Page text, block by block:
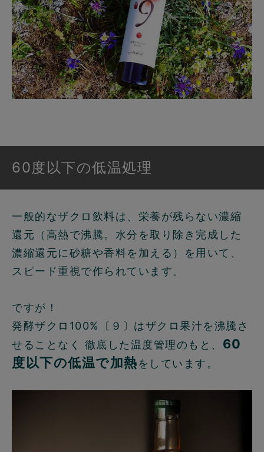
60度以下の低温処理
一般的なザクロ飲料は、栄養が残らない濃縮
還元（高熱で沸騰。水分を取り除き完成した
濃縮還元に砂糖や香料を加える）を用いて、
スピード重視で作られています。
ですが！
発酵ザクロ100%〔９〕はザクロ果汁を沸騰さ
せることなく 徹底した温度管理のもと、 60
度以下の低温で加熱をしています。